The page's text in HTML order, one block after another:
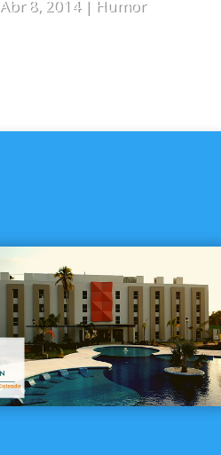
Abr 8, 2014| Humor